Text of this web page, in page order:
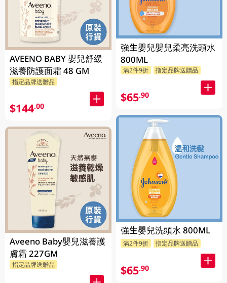
AVEENO BABY 嬰兒舒緩
滋養防護面霜 48 GM
指定品牌送贈品
$144.00
Aveeno Baby嬰兒滋養護
膚霜 227GM
指定品牌送贈品
強生嬰兒嬰兒柔亮洗頭水
800ML
滿2件9折 指定品牌送贈品
$65.90
強生嬰兒洗頭水 800ML
滿2件9折 指定品牌送贈品
$65.90